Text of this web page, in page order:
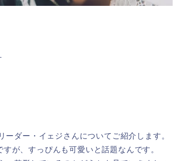
ダー・イェジさんについてご紹介します。
が、すっぴんも可愛いと話題なんです。